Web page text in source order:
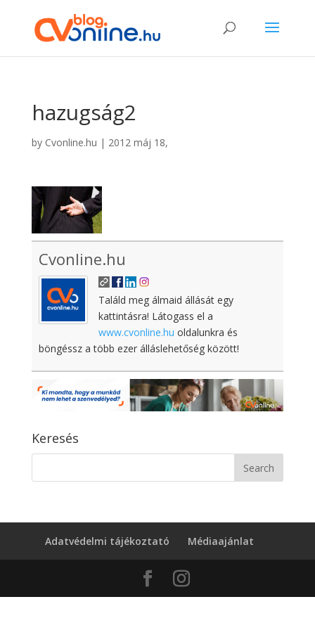
hazugság2
by Cvonline.hu | 2012 máj 18,
Cvonline.hu
Találd meg álmaid állását egy
kattintásra! Látogass el a
www.cvonline.hu oldalunkra és
böngéssz a több ezer álláslehetőség között!
Keresés
Adatvédelmi tájékoztató Médiaajánlat